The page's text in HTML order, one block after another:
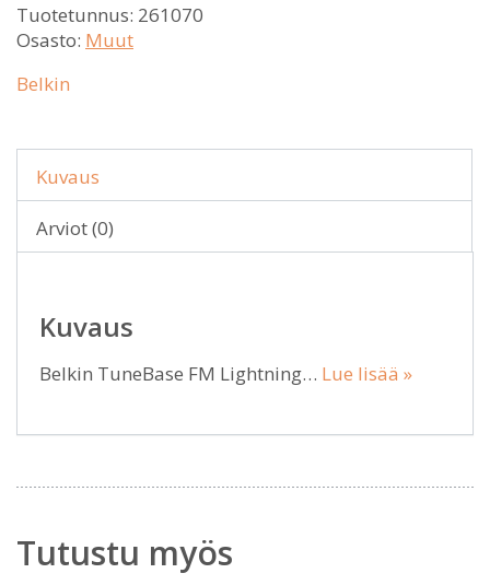
Tuotetunnus: 261070
Osasto: Muut
Belkin
Kuvaus
Arviot (0)
Kuvaus
Belkin TuneBase FM Lightning… Lue lisää »
Tutustu myös